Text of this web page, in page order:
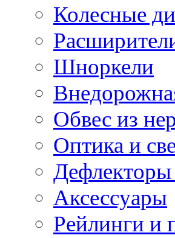
Колесные
Шноркели
Обвес из
Оптика и
Аксессуары
Рейлинги и